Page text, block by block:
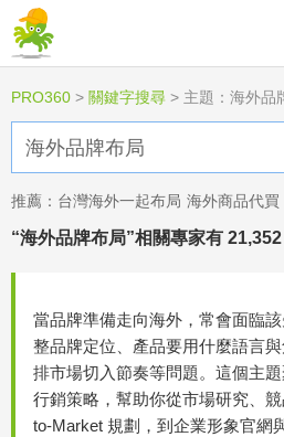
PRO360 > 關鍵字搜尋 > 主題：海外品
推薦： 台灣海外一起布局 海外商品代買
“海外品牌布局”相關專家有
當品牌準備走向海外，常會面臨
整品牌定位、產品要用什麼語言
排市場切入節奏等問題。這個主
行銷策略，幫助你從市場研究、
to-Market 規劃，到企業形象官網